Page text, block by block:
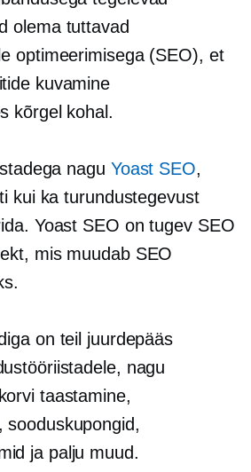
olema tuttavad
optimeerimisega (SEO), et
kuvamine
kõrgel kohal.
nagu Yoast SEO,
kui ka turundustegevust
Yoast SEO on tugev SEO
mis muudab SEO
on teil juurdepääs
nagu
taastamine,
sooduskupongid,
ja palju muud.